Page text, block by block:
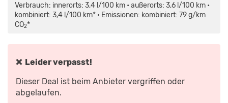
Verbrauch: innerorts: 3,4 l/100 km • außerorts: 3,6 l/100 km •
kombiniert: 3,4 l/100 km* • Emissionen: kombiniert: 79 g/km
CO2*
❌ Leider verpasst!
Dieser Deal ist beim Anbieter vergriffen oder
abgelaufen.
(2022)
SITZT
IM
NIRO
SITZPROBE
MIT
PETER
FISCHER“